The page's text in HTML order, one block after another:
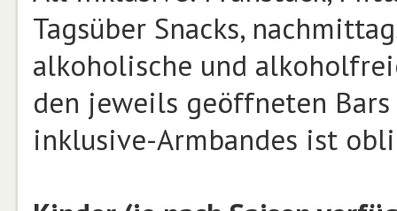
Tagsüber Snacks,
alkoholische und
den jeweils geöffneten
inklusive-Armbandes ist